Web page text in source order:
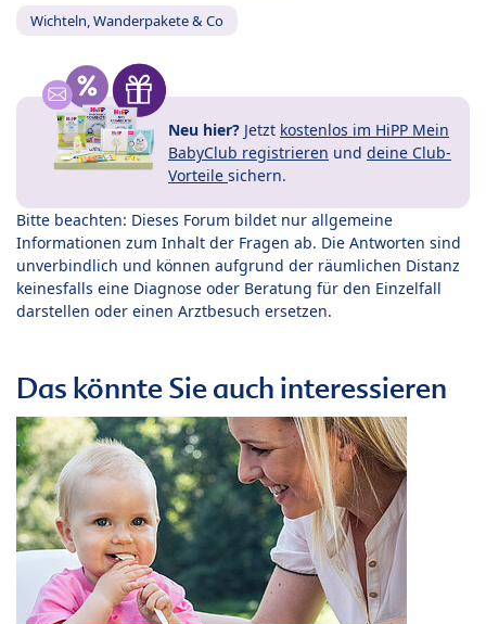
Wichteln, Wanderpakete & Co
Neu hier? Jetzt kostenlos im HiPP Mein
BabyClub registrieren und deine Club-
Vorteile sichern.
Bitte beachten: Dieses Forum bildet nur allgemeine
Informationen zum Inhalt der Fragen ab. Die Antworten sind
unverbindlich und können aufgrund der räumlichen Distanz
keinesfalls eine Diagnose oder Beratung für den Einzelfall
darstellen oder einen Arztbesuch ersetzen.
Das könnte Sie auch interessieren